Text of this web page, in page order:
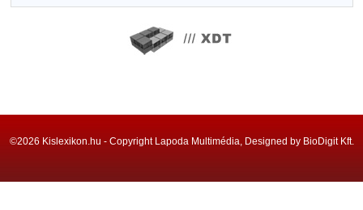
©2026 Kislexikon.hu - Copyright Lapoda Multimédia, Designed by BioDigit Kft.